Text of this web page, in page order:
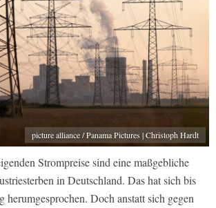
picture alliance / Panama Pictures | Christoph Hardt
Strompreise sind eine maßgebliche
in Deutschland. Das hat sich bis
herumgesprochen. Doch anstatt sich gegen